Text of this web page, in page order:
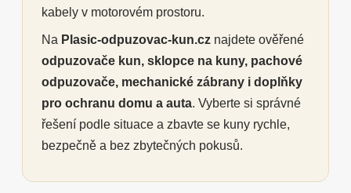
kabely v motorovém prostoru.
Na Plasic-odpuzovac-kun.cz najdete ověřené
odpuzovače kun, sklopce na kuny, pachové
odpuzovače, mechanické zábrany i doplňky
pro ochranu domu a auta. Vyberte si správné
řešení podle situace a zbavte se kuny rychle,
bezpečně a bez zbytečných pokusů.